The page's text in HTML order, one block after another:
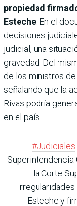
propiedad
Esteche . En el
decisiones
judicial, una
gravedad. Del
de los ministros
señalando que la
Rivas podría
en el país.
#Judiciales
Superintendencia
la Corte
irregularidades
Esteche y